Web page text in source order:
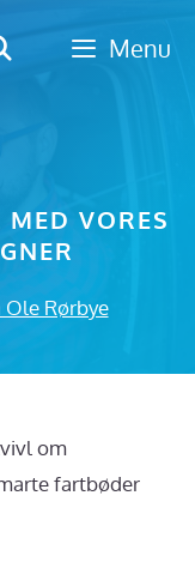
Menu
VORES
Ole Rørbye
om
fartbøder